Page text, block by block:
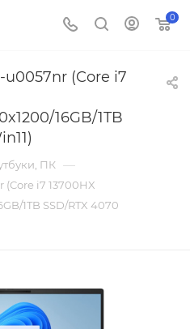
0
u0057nr (Core i7
16GB/1TB
ПК —
(Core i7 13700HX
1TB SSD/RTX 4070